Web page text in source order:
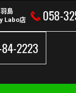
羽島
Labo店
058-
2223